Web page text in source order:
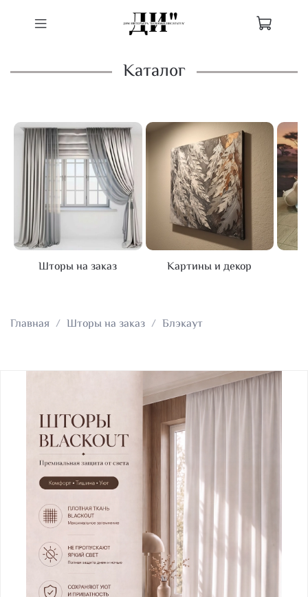
Каталог
Шторы на заказ Картины и декор
Главная Шторы на заказ Блэкаут